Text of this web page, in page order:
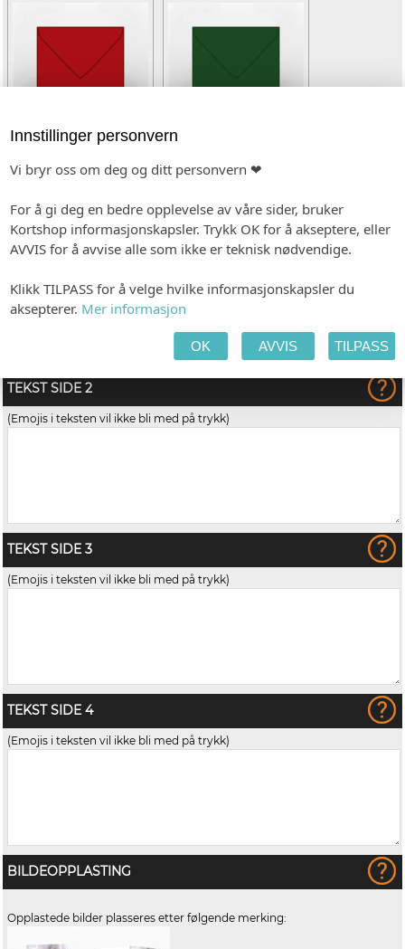
Julerød (kvadratisk)
Mørk grønn (kvadratisk)
TEKST SIDE 1
(Emojis i teksten vil ikke bli med på trykk)
TEKST SIDE 2
(Emojis i teksten vil ikke bli med på trykk)
TEKST SIDE 3
(Emojis i teksten vil ikke bli med på trykk)
TEKST SIDE 4
(Emojis i teksten vil ikke bli med på trykk)
BILDEOPPLASTING
Opplastede bilder plasseres etter følgende merking:
Innstillinger personvern
Vi bryr oss om deg og ditt personvern ❤
For å gi deg en bedre opplevelse av våre sider, bruker
Kortshop informasjonskapsler. Trykk OK for å akseptere, eller
AVVIS for å avvise alle som ikke er teknisk nødvendige.
Klikk TILPASS for å velge hvilke informasjonskapsler du
aksepterer. Mer informasjon
OK AVVIS TILPASS